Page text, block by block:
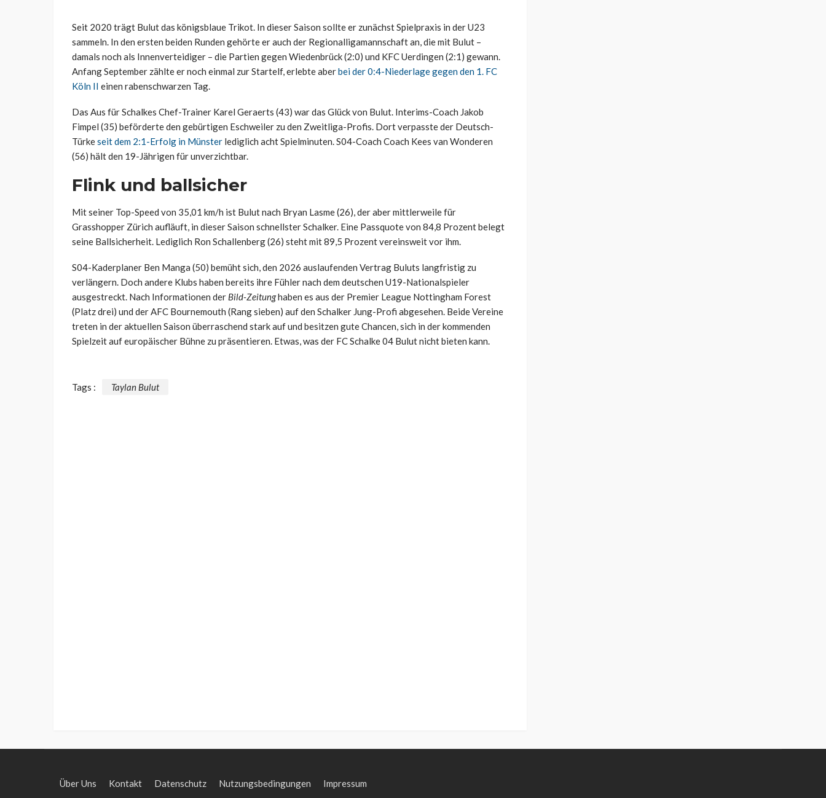
Seit 2020 trägt Bulut das königsblaue Trikot. In dieser Saison sollte er zunächst Spielpraxis in der U23
sammeln. In den ersten beiden Runden gehörte er auch der Regionalligamannschaft an, die mit Bulut –
damals noch als Innenverteidiger – die Partien gegen Wiedenbrück (2:0) und KFC Uerdingen (2:1) gewann.
Anfang September zählte er noch einmal zur Startelf, erlebte aberbei der 0:4-Niederlage gegen den 1. FC
Köln II einen rabenschwarzen Tag.
Das Aus für Schalkes Chef-Trainer Karel Geraerts (43) war das Glück von Bulut. Interims-Coach Jakob
Fimpel (35) beförderte den gebürtigen Eschweiler zu den Zweitliga-Profis. Dort verpasste der Deutsch-
Türkeseit dem 2:1-Erfolg in Münster lediglich acht Spielminuten. S04-Coach Coach Kees van Wonderen
(56) hält den 19-Jährigen für unverzichtbar.
Flink und ballsicher
Mit seiner Top-Speed von 35,01 km/h ist Bulut nach Bryan Lasme (26), der aber mittlerweile für
Grasshopper Zürich aufläuft, in dieser Saison schnellster Schalker. Eine Passquote von 84,8 Prozent belegt
seine Ballsicherheit. Lediglich Ron Schallenberg (26) steht mit 89,5 Prozent vereinsweit vor ihm.
S04-Kaderplaner Ben Manga (50) bemüht sich, den 2026 auslaufenden Vertrag Buluts langfristig zu
verlängern. Doch andere Klubs haben bereits ihre Fühler nach dem deutschen U19-Nationalspieler
ausgestreckt. Nach Informationen der Bild-Zeitunghaben es aus der Premier League Nottingham Forest
(Platz drei) und der AFC Bournemouth (Rang sieben) auf den Schalker Jung-Profi abgesehen. Beide Vereine
treten in der aktuellen Saison überraschend stark auf und besitzen gute Chancen, sich in der kommenden
Spielzeit auf europäischer Bühne zu präsentieren. Etwas, was der FC Schalke 04 Bulut nicht bieten kann.
Tags : Taylan Bulut
Über Uns Kontakt Datenschutz Nutzungsbedingungen Impressum